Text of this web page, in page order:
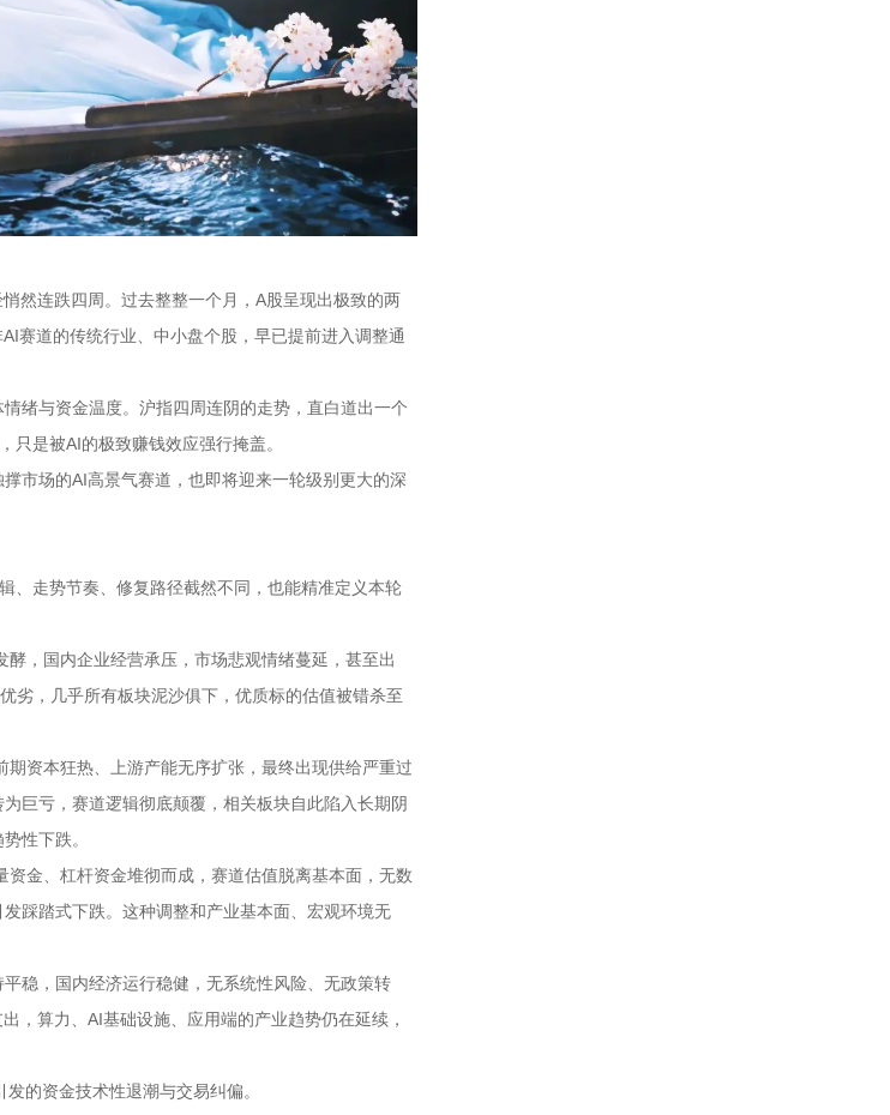
然连跌四周。过去整整一个月，A股呈现出极致的两
赛道的传统行业、中小盘个股，早已提前进入调整通
绪与资金温度。沪指四周连阴的走势，直白道出一个
是被AI的极致赚钱效应强行掩盖。
市场的AI高景气赛道，也即将迎来一轮级别更大的深
、走势节奏、修复路径截然不同，也能精准定义本轮
，国内企业经营承压，市场悲观情绪蔓延，甚至出
劣，几乎所有板块泥沙俱下，优质标的估值被错杀至
资本狂热、上游产能无序扩张，最终出现供给严重过
巨亏，赛道逻辑彻底颠覆，相关板块自此陷入长期阴
性下跌。
金、杠杆资金堆彻而成，赛道估值脱离基本面，无数
踩踏式下跌。这种调整和产业基本面、宏观环境无
稳，国内经济运行稳健，无系统性风险、无政策转
，算力、AI基础设施、应用端的产业趋势仍在延续，
的资金技术性退潮与交易纠偏。